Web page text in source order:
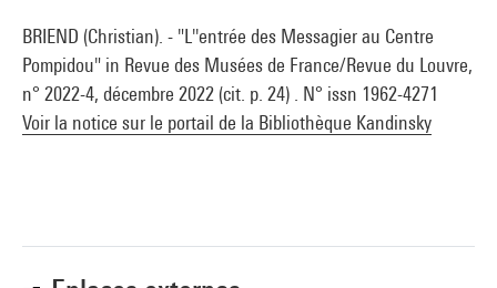
BRIEND (Christian). - "L''entrée des Messagier au Centre
Pompidou" in Revue des Musées de France/Revue du Louvre,
n° 2022-4, décembre 2022 (cit. p. 24) . N° issn 1962-4271
Voir la notice sur le portail de la Bibliothèque Kandinsky